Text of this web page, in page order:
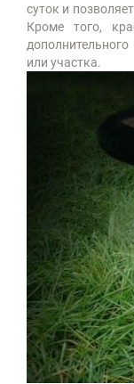
суток и
Кроме того,
или участка.